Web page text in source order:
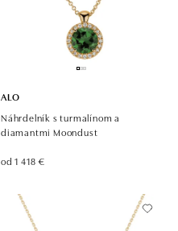
ALO
Náhrdelník s turmalínom a
diamantmi Moondust
od 1 418 €